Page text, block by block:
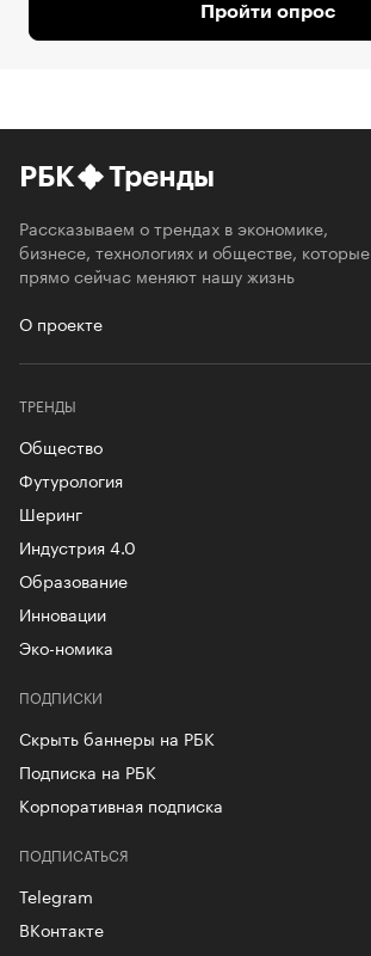
Пройти опрос
РБК Тренды
Рассказываем о трендах в экономике,
бизнесе, технологиях и обществе, которые
прямо сейчас меняют нашу жизнь
О проекте
ТРЕНДЫ
Общество
Футурология
Шеринг
Индустрия 4.0
Образование
Инновации
Эко-номика
ПОДПИСКИ
Скрыть баннеры на РБК
Подписка на РБК
Корпоративная подписка
ПОДПИСАТЬСЯ
Telegram
ВКонтакте